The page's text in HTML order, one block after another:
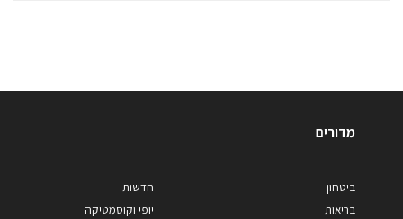
מדורים
ביטחון
בריאות
חדשות
יופי וקוסמטיקה